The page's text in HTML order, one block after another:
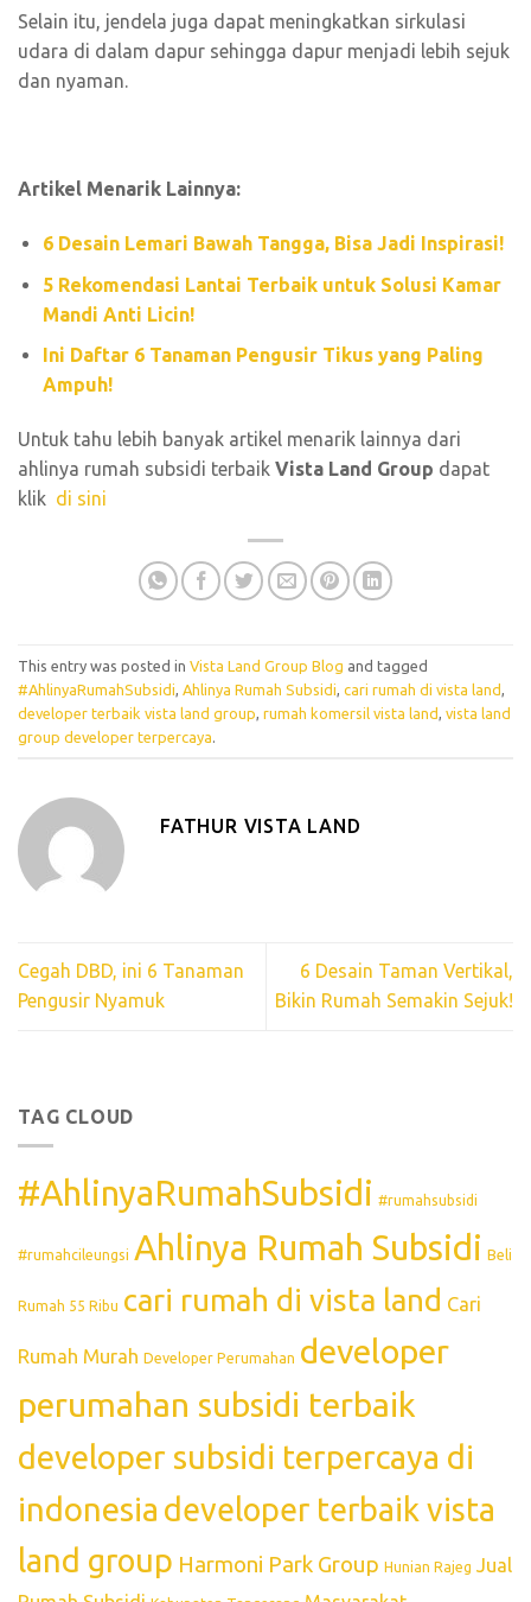
Selain itu, jendela juga dapat meningkatkan sirkulasi
udara di dalam dapur sehingga dapur menjadi lebih sejuk
dan nyaman.
Artikel Menarik Lainnya:
6 Desain Lemari Bawah Tangga, Bisa Jadi Inspirasi!
5 Rekomendasi Lantai Terbaik untuk Solusi Kamar
Mandi Anti Licin!
Ini Daftar 6 Tanaman Pengusir Tikus yang Paling
Ampuh!
Untuk tahu lebih banyak artikel menarik lainnya dari
ahlinya rumah subsidi terbaik Vista Land Group dapat
klik di sini
This entry was posted in Vista Land Group Blog and tagged
#AhlinyaRumahSubsidi Ahlinya Rumah Subsidi cari rumah di vista land
developer terbaik vista land group rumah komersil vista land vista land
group developer terpercaya
FATHUR VISTA LAND
Cegah DBD, ini 6 Tanaman
Pengusir Nyamuk
6 Desain Taman Vertikal,
Bikin Rumah Semakin Sejuk!
TAG CLOUD
#AhlinyaRumahSubsidi #rumahsubsidi
#rumahcileungsi Ahlinya Rumah Subsidi Beli
Rumah 55 Ribu cari rumah di vista land Cari
Rumah Murah Developer Perumahan developer
perumahan subsidi terbaik
developer subsidi terpercaya di
indonesia developer terbaik vista
land group Harmoni Park Group Hunian Rajeg Jual